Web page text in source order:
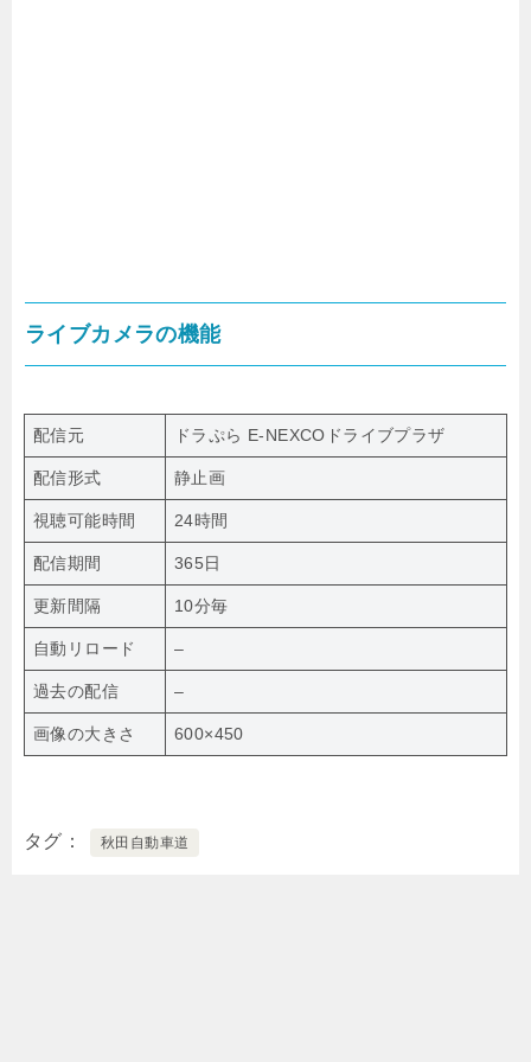
ライブカメラの機能
配信元 ドラぷら E-NEXCOドライブプラザ
配信形式 静止画
視聴可能時間 24時間
配信期間 365日
更新間隔 10分毎
自動リロード –
過去の配信 –
画像の大きさ 600×450
タグ 秋田自動車道